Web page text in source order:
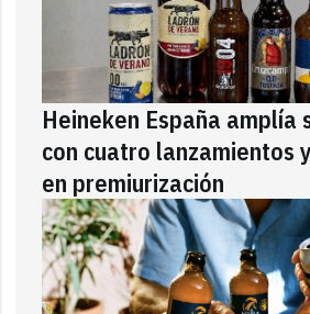
Heineken España amplía
con cuatro lanzamientos
en premiurización